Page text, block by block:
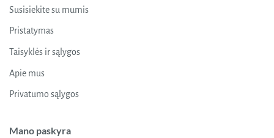
Susisiekite su mumis
Pristatymas
Taisyklės ir sąlygos
Apie mus
Privatumo sąlygos
Mano paskyra